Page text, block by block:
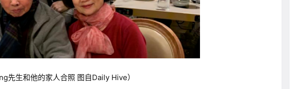
先生和他的家人合照 图自Daily Hive）